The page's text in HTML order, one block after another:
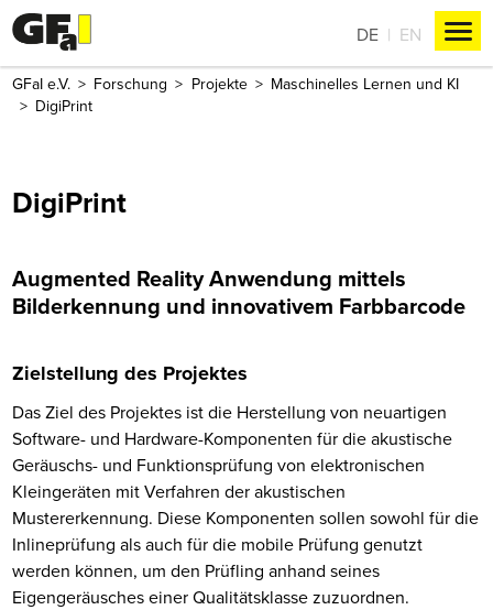
DE EN
GFaI e.V. Forschung Projekte
Maschinelles Lernen und KI
DigiPrint
DigiPrint
Augmented Reality Anwendung mittels
Bilderkennung und innovativem Farbbarcode
Zielstellung des Projektes
Das Ziel des Projektes ist die Herstellung von neuartigen
Software- und Hardware-Komponenten für die akustische
Geräuschs- und Funktionsprüfung von elektronischen
Kleingeräten mit Verfahren der akustischen
Mustererkennung. Diese Komponenten sollen sowohl für die
Inlineprüfung als auch für die mobile Prüfung genutzt
werden können, um den Prüfling anhand seines
Eigengeräusches einer Qualitätsklasse zuzuordnen.